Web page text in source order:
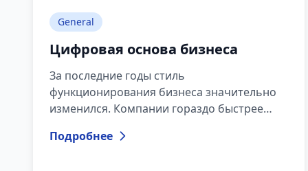
General
Цифровая основа бизнеса
За последние годы стиль
функционирования бизнеса значительно
изменился. Компании гораздо быстрее
сотрудников работает удалённо, процессы
Подробнее